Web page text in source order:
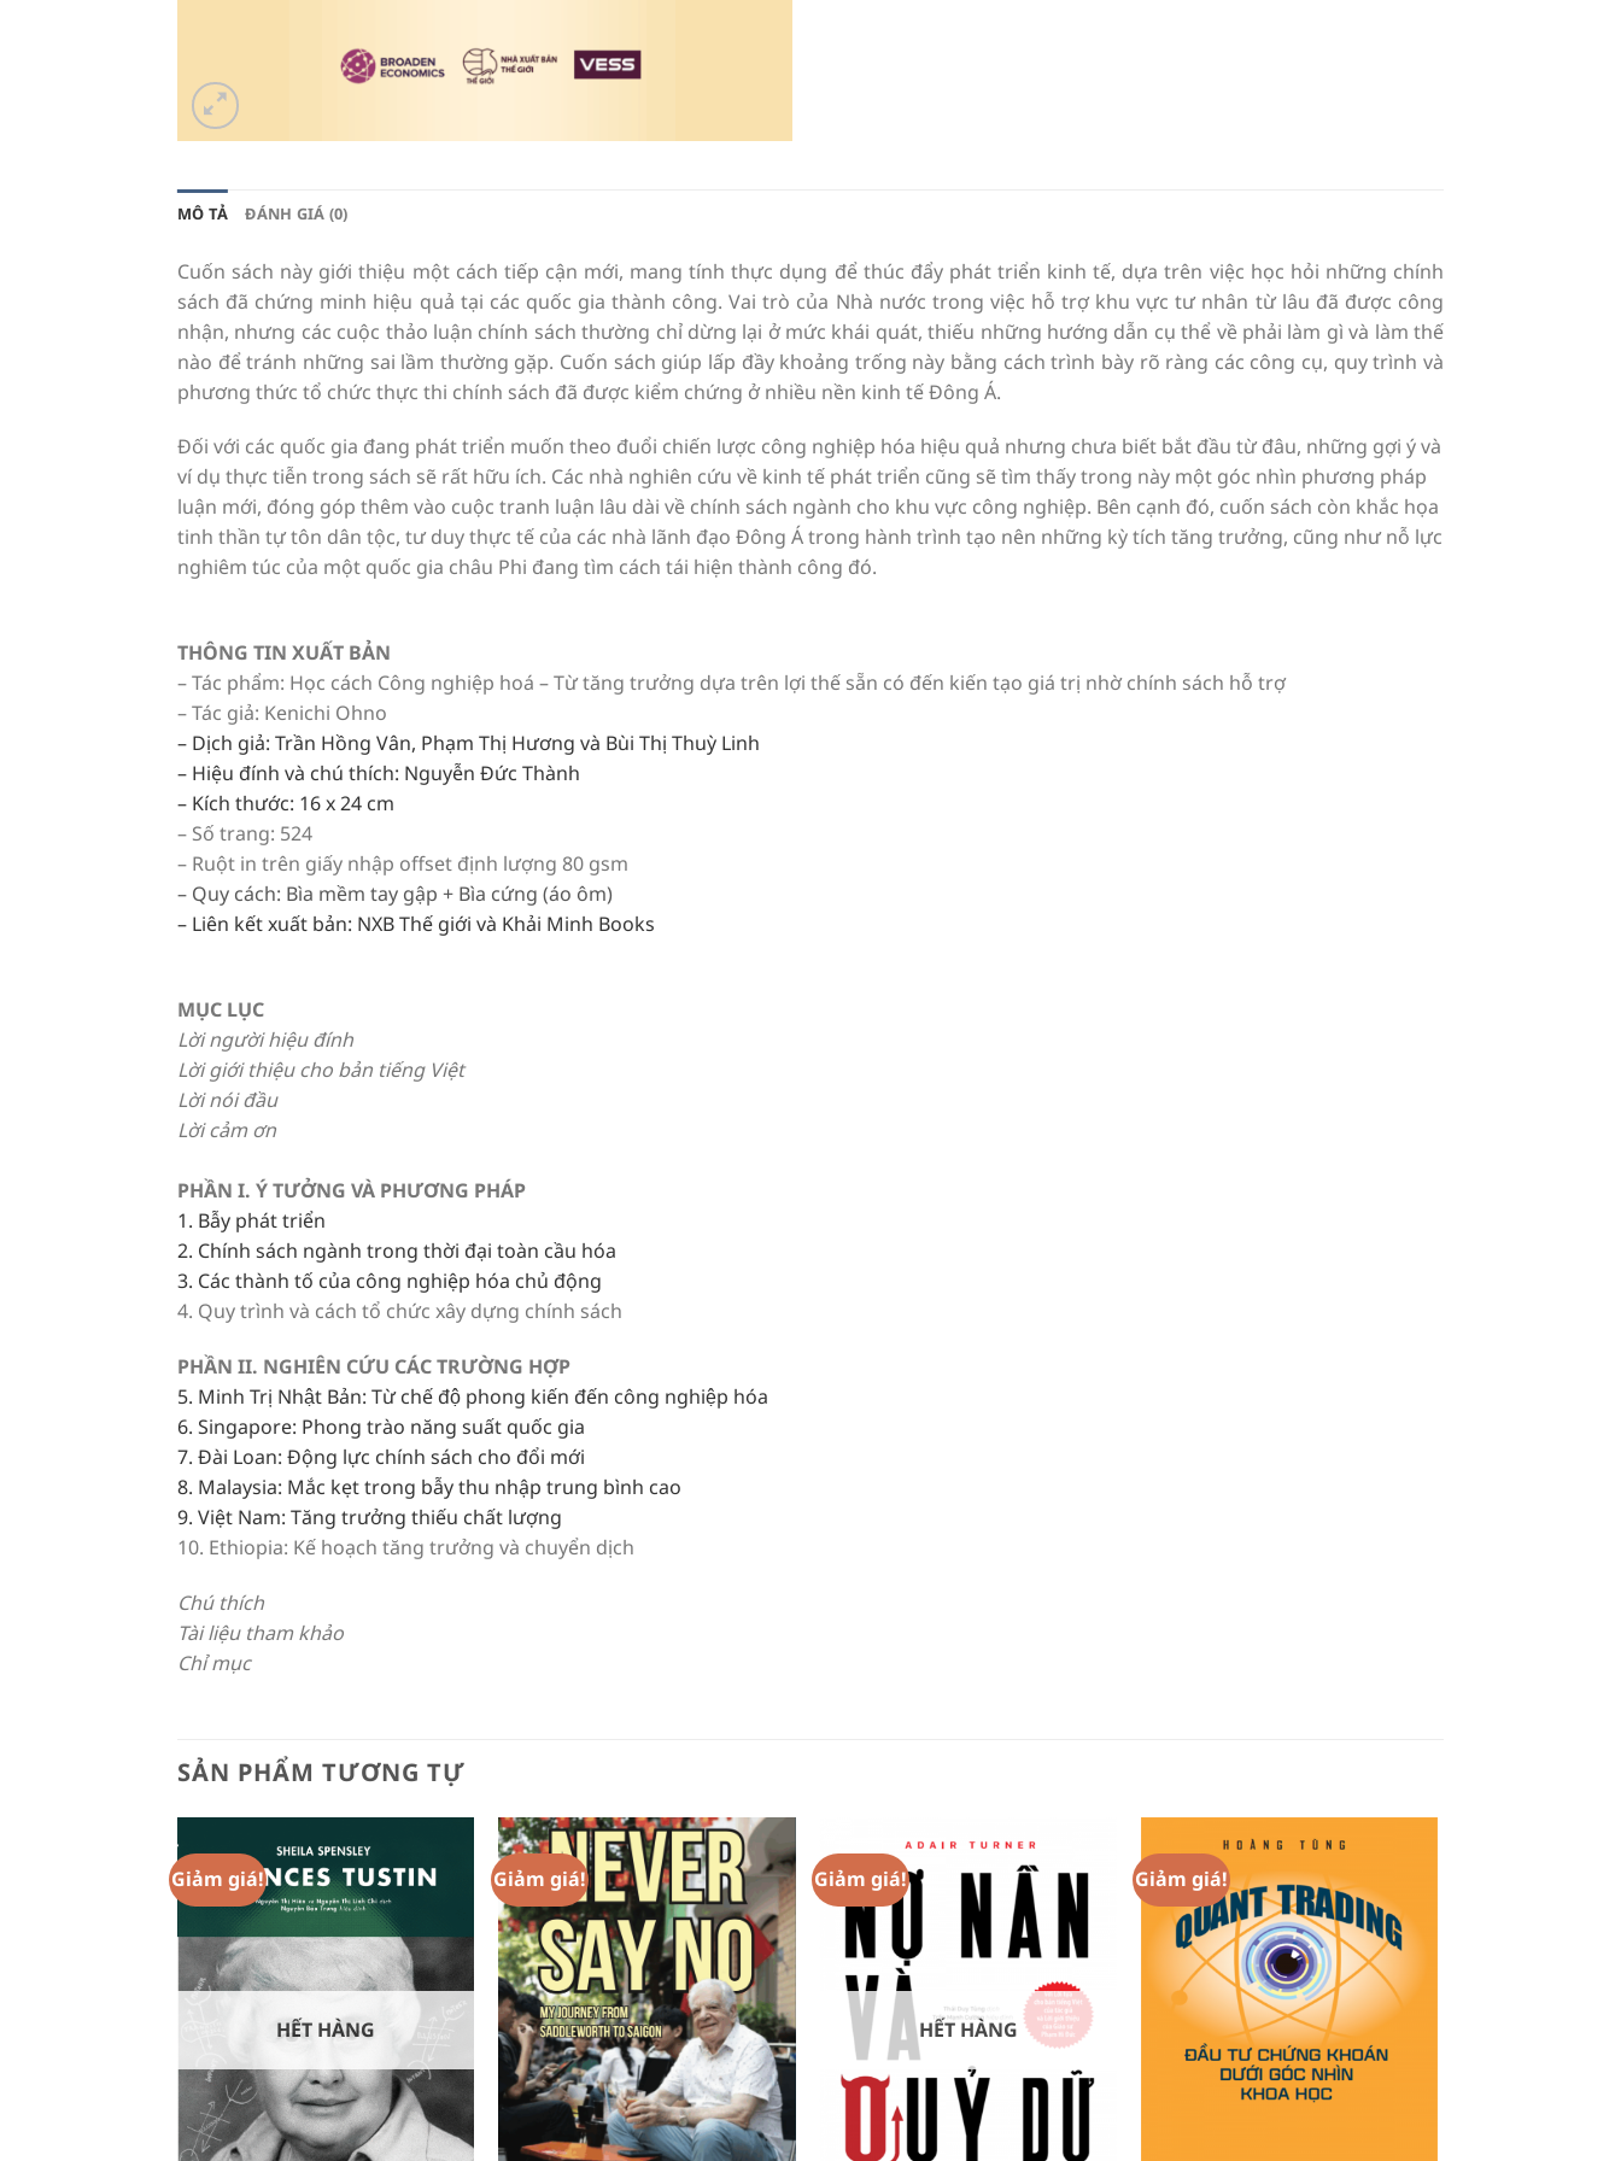
MÔ TẢ ĐÁNH GIÁ (0)
Cuốn sách này giới thiệu một cách tiếp cận mới, mang tính thực dụng để thúc đẩy phát triển kinh tế, dựa trên việc học hỏi những chính
sách đã chứng minh hiệu quả tại các quốc gia thành công. Vai trò của Nhà nước trong việc hỗ trợ khu vực tư nhân từ lâu đã được công
nhận, nhưng các cuộc thảo luận chính sách thường chỉ dừng lại ở mức khái quát, thiếu những hướng dẫn cụ thể về phải làm gì và làm thế
nào để tránh những sai lầm thường gặp. Cuốn sách giúp lấp đầy khoảng trống này bằng cách trình bày rõ ràng các công cụ, quy trình và
phương thức tổ chức thực thi chính sách đã được kiểm chứng ở nhiều nền kinh tế Đông Á.
Đối với các quốc gia đang phát triển muốn theo đuổi chiến lược công nghiệp hóa hiệu quả nhưng chưa biết bắt đầu từ đâu, những gợi ý và
ví dụ thực tiễn trong sách sẽ rất hữu ích. Các nhà nghiên cứu về kinh tế phát triển cũng sẽ tìm thấy trong này một góc nhìn phương pháp
luận mới, đóng góp thêm vào cuộc tranh luận lâu dài về chính sách ngành cho khu vực công nghiệp. Bên cạnh đó, cuốn sách còn khắc họa
tinh thần tự tôn dân tộc, tư duy thực tế của các nhà lãnh đạo Đông Á trong hành trình tạo nên những kỳ tích tăng trưởng, cũng như nỗ lực
nghiêm túc của một quốc gia châu Phi đang tìm cách tái hiện thành công đó.
THÔNG TIN XUẤT BẢN
– Tác phẩm: Học cách Công nghiệp hoá – Từ tăng trưởng dựa trên lợi thế sẵn có đến kiến tạo giá trị nhờ chính sách hỗ trợ
– Tác giả: Kenichi Ohno
– Dịch giả: Trần Hồng Vân, Phạm Thị Hương và Bùi Thị Thuỳ Linh
– Hiệu đính và chú thích: Nguyễn Đức Thành
– Kích thước: 16 x 24 cm
– Số trang: 524
– Ruột in trên giấy nhập offset định lượng 80 gsm
– Quy cách: Bìa mềm tay gập + Bìa cứng (áo ôm)
– Liên kết xuất bản: NXB Thế giới và Khải Minh Books
MỤC LỤC
Lời người hiệu đính
Lời giới thiệu cho bản tiếng Việt
Lời nói đầu
Lời cảm ơn
PHẦN I. Ý TƯỞNG VÀ PHƯƠNG PHÁP
1. Bẫy phát triển
2. Chính sách ngành trong thời đại toàn cầu hóa
3. Các thành tố của công nghiệp hóa chủ động
4. Quy trình và cách tổ chức xây dựng chính sách
PHẦN II. NGHIÊN CỨU CÁC TRƯỜNG HỢP
5. Minh Trị Nhật Bản: Từ chế độ phong kiến đến công nghiệp hóa
6. Singapore: Phong trào năng suất quốc gia
7. Đài Loan: Động lực chính sách cho đổi mới
8. Malaysia: Mắc kẹt trong bẫy thu nhập trung bình cao
9. Việt Nam: Tăng trưởng thiếu chất lượng
10. Ethiopia: Kế hoạch tăng trưởng và chuyển dịch
Chú thích
Tài liệu tham khảo
Chỉ mục
SẢN PHẨM TƯƠNG TỰ
Giảm giá!
Add to
HẾT HÀNG
Giảm giá!
Add to
Wishlist
Giảm giá!
Add to
Wishlist
HẾT HÀNG
Giảm giá!
Wishlist